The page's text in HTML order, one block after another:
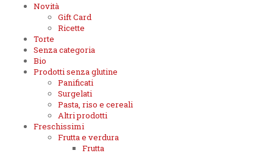
Novità
Gift Card
Ricette
Torte
Senza categoria
Bio
Prodotti senza glutine
Panificati
Surgelati
Pasta, riso e cereali
Altri prodotti
Freschissimi
Frutta e verdura
Frutta